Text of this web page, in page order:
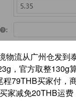
物流从广州仓发到
，官方取整130g
79THB买家付，
家减免20THB运费